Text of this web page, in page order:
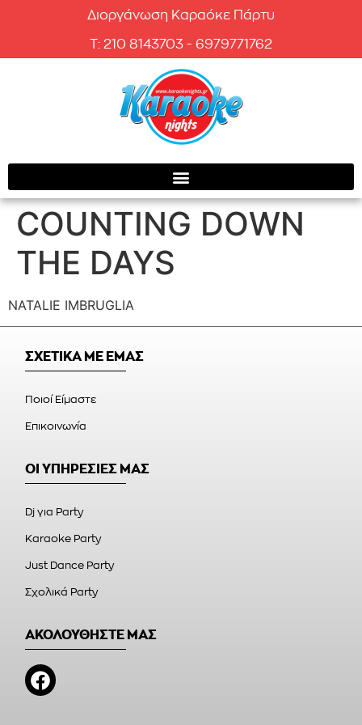
Διοργάνωση Καραόκε Πάρτυ
T: 210 8143703 - 6979771762
COUNTING DOWN
THE DAYS
NATALIE IMBRUGLIA
ΣΧΕΤΙΚΑ ΜΕ ΕΜΑΣ
Ποιοί Είμαστε
Επικοινωνία
ΟΙ ΥΠΗΡΕΣΙΕΣ ΜΑΣ
Dj για Party
Karaoke Party
Just Dance Party
Σχολικά Party
ΑΚΟΛΟΥΘΗΣΤΕ ΜΑΣ